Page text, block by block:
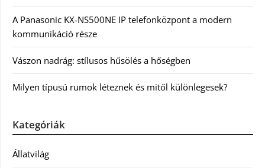
A Panasonic KX-NS500NE IP telefonközpont a modern
kommunikáció része
Vászon nadrág: stílusos hűsölés a hőségben
Milyen típusú rumok léteznek és mitől különlegesek?
Kategóriák
Állatvilág